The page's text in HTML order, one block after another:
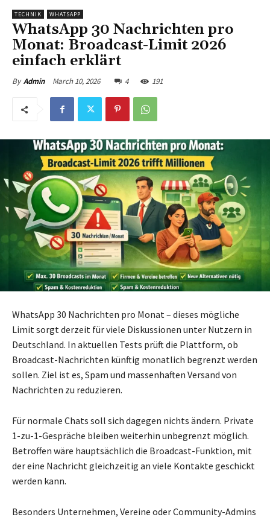
TECHNIK WHATSAPP
WhatsApp 30 Nachrichten pro
Monat: Broadcast-Limit 2026
einfach erklärt
By Admin March 10, 2026 4 191
WhatsApp 30 Nachrichten pro Monat – dieses mögliche
Limit sorgt derzeit für viele Diskussionen unter Nutzern in
Deutschland. In aktuellen Tests prüft die Plattform, ob
Broadcast-Nachrichten künftig monatlich begrenzt werden
sollen. Ziel ist es, Spam und massenhaften Versand von
Nachrichten zu reduzieren.
Für normale Chats soll sich dagegen nichts ändern. Private
1-zu-1-Gespräche bleiben weiterhin unbegrenzt möglich.
Betroffen wäre hauptsächlich die Broadcast-Funktion, mit
der eine Nachricht gleichzeitig an viele Kontakte geschickt
werden kann.
Besonders Unternehmen, Vereine oder Community-Admins